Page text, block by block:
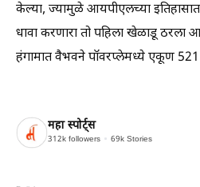
केल्या, ज्यामुळे आयपीएलच्या
धावा करणारा तो पहिला खेळाडू
हंगामात वैभवने पॉवरप्लेमध्ये एकूण
महा स्पोर्ट्स
312k followers 69k Stories